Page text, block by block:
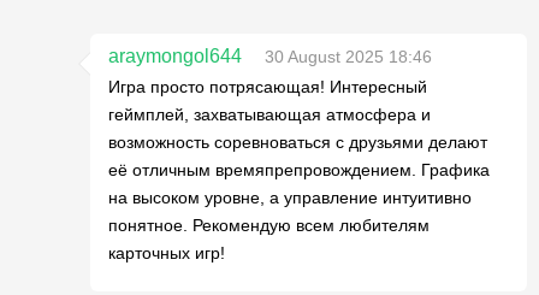
araymongol644
30 August 2025 18:46
Игра просто потрясающая! Интересный
геймплей, захватывающая атмосфера и
возможность соревноваться с друзьями делают
её отличным времяпрепровождением. Графика
на высоком уровне, а управление интуитивно
понятное. Рекомендую всем любителям
карточных игр!